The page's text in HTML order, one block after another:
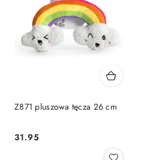
Z871 pluszowa tęcza 26 cm
Cena:
31.95